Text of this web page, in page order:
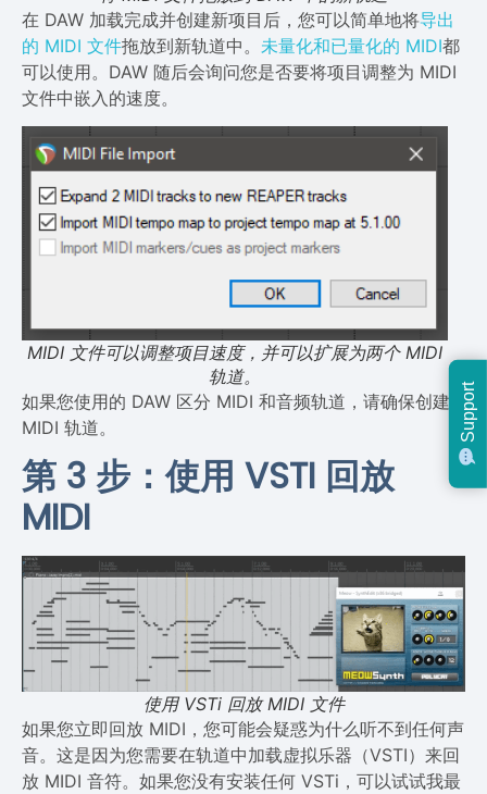
在 DAW 加载完成并创建新项目后，您可以简单地将导出
的 MIDI 文件拖放到新轨道中。 未量化和已量化的 MIDI都
可以使用。DAW 随后会询问您是否要将项目调整为 MIDI
文件中嵌入的速度。
MIDI 文件可以调整项目速度，并可以扩展为两个 MIDI
轨道。
如果您使用的 DAW 区分 MIDI 和音频轨道，请确保创建
MIDI 轨道。
第 3 步：使用 VSTI 回放
MIDI
使用 VSTi 回放 MIDI 文件
如果您立即回放 MIDI，您可能会疑惑为什么听不到任何声
音。这是因为您需要在轨道中加载虚拟乐器（VSTI）来回
放 MIDI 音符。如果您没有安装任何 VSTi，可以试试我最
Support